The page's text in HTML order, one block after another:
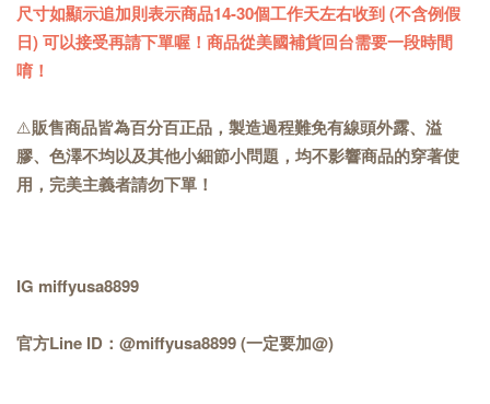
尺寸如顯示追加則表示商品14-30個工作天左右收到 (不含例假
日) 可以接受再請下單喔！商品從美國補貨回台需要一段時間
唷！
⚠️販售商品皆為百分百正品，製造過程難免有線頭外露、溢
膠、色澤不均以及其他小細節小問題，均不影響商品的穿著使
用，完美主義者請勿下單！
IG miffyusa8899
官方Line ID：@miffyusa8899 (一定要加@)